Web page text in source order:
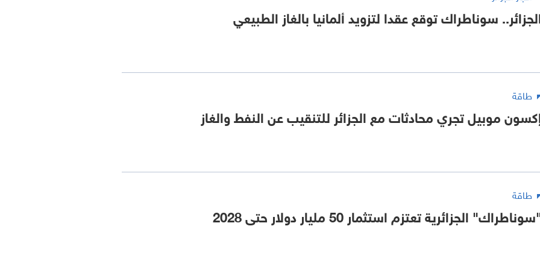
سوناطراك توقع عقدا لتزويد ألمانيا بالغاز الطبيعي
طاقة
موبيل تجري محادثات مع الجزائر للتنقيب عن النفط والغاز
طاقة
الجزائرية تعتزم استثمار 50 مليار دولار حتى 2028